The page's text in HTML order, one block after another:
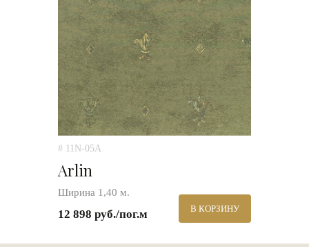
# 11N-05A
Arlin
Ширина 1,40 м.
12 898 руб./пог.м В КОРЗИНУ